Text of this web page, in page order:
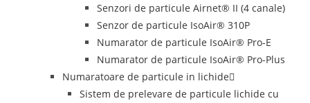
Senzori de particule Airnet® II (4 canale)
Senzor de particule IsoAir® 310P
Numarator de particule IsoAir® Pro-E
Numarator de particule IsoAir® Pro-Plus
Numaratoare de particule in lichide
Sistem de prelevare de particule lichide cu